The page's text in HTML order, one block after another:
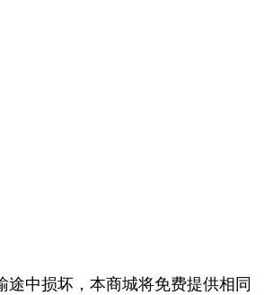
途中损坏，本商城将免费提供相同